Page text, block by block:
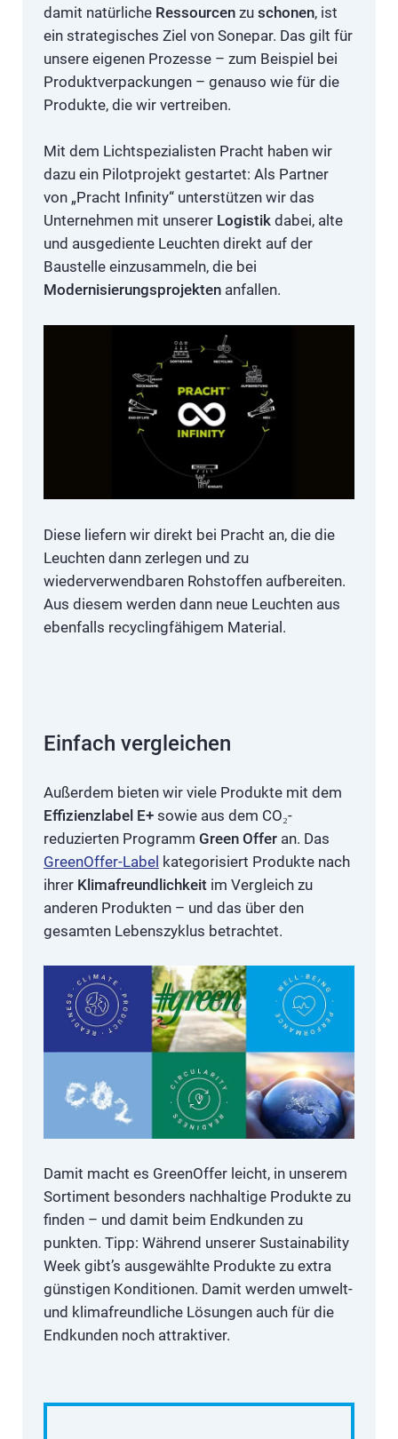
damit natürliche Ressourcen zu schonen, ist
ein strategisches Ziel von Sonepar. Das gilt für
unsere eigenen Prozesse – zum Beispiel bei
Produktverpackungen – genauso wie für die
Produkte, die wir vertreiben.
Mit dem Lichtspezialisten Pracht haben wir
dazu ein Pilotprojekt gestartet: Als Partner
von „Pracht Infinity“ unterstützen wir das
Unternehmen mit unserer Logistik dabei, alte
und ausgediente Leuchten direkt auf der
Baustelle einzusammeln, die bei
Modernisierungsprojekten anfallen.
Diese liefern wir direkt bei Pracht an, die die
Leuchten dann zerlegen und zu
wiederverwendbaren Rohstoffen aufbereiten.
Aus diesem werden dann neue Leuchten aus
ebenfalls recyclingfähigem Material.
Einfach vergleichen
Außerdem bieten wir viele Produkte mit dem
Effizienzlabel E+ sowie aus dem CO₂-
reduzierten Programm Green Offer an. Das
GreenOffer-Label kategorisiert Produkte nach
ihrer Klimafreundlichkeit im Vergleich zu
anderen Produkten – und das über den
gesamten Lebenszyklus betrachtet.
Damit macht es GreenOffer leicht, in unserem
Sortiment besonders nachhaltige Produkte zu
finden – und damit beim Endkunden zu
punkten. Tipp: Während unserer Sustainability
Week gibt’s ausgewählte Produkte zu extra
günstigen Konditionen. Damit werden umwelt-
und klimafreundliche Lösungen auch für die
Endkunden noch attraktiver.